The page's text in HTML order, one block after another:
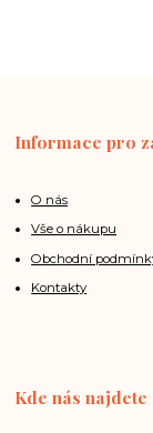
Informace pro
O nás
Vše o nákupu
Obchodní
Kontakty
Kde nás najdete